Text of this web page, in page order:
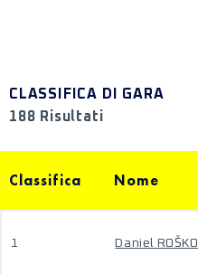
CLASSIFICA DI GARA
188 Risultati
Classifica Nome
1 Daniel ROŠKO